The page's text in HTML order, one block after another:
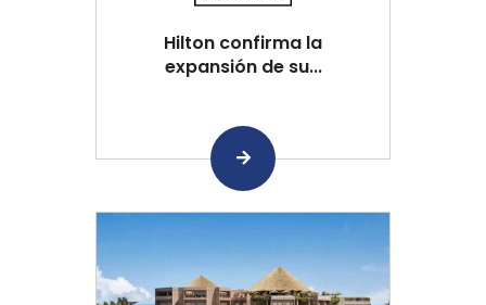
Hilton confirma la
expansión de su...